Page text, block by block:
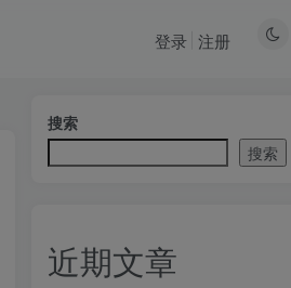
登录 注册
搜索
搜索
近期文章